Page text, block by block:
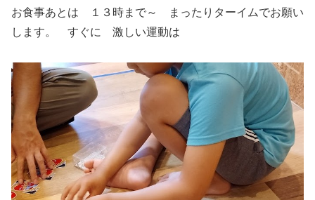
お食事あとは １３時まで～ まったりターイムでお願い
します。 すぐに 激しい運動は